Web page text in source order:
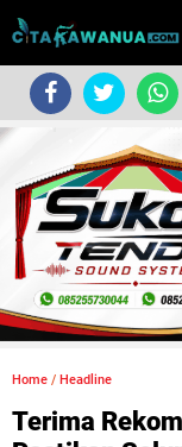
Home / Headline
Terima